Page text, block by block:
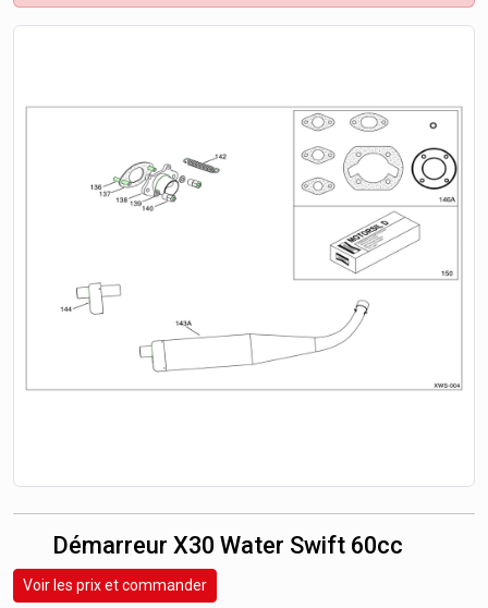
Démarreur X30 Water Swift 60cc
Voir les prix et commander